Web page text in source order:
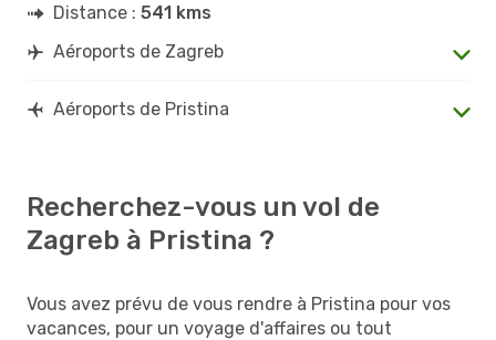
Distance : 541 kms
Aéroports de Zagreb
Aéroports de Pristina
Recherchez-vous un vol de
Zagreb à Pristina ?
Vous avez prévu de vous rendre à Pristina pour vos
vacances, pour un voyage d'affaires ou tout